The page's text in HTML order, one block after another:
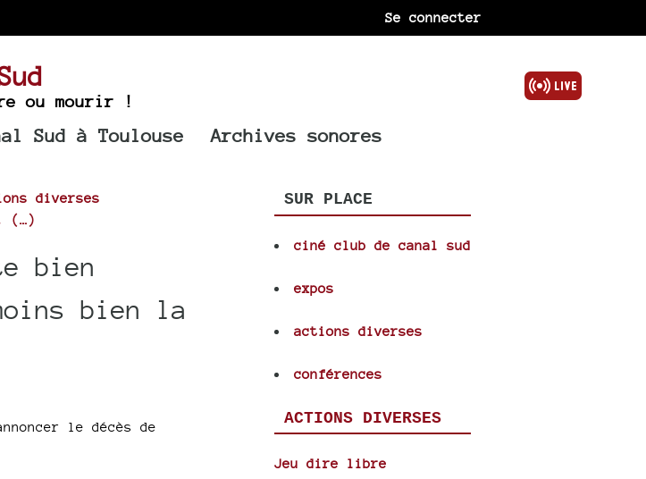
Se connecter
ou mourir !
Sud à Toulouse Archives sonores
diverses
(…)
bien
bien la
le décès de
SUR PLACE
ciné club de canal sud
expos
actions diverses
conférences
ACTIONS DIVERSES
Jeu dire libre